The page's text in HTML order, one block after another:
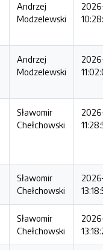
Andrzej
Modzelewski
2026-
Andrzej
Modzelewski
2026-
11:02:00
Sławomir
Chełchowski
2026-
11:28:51
Sławomir
Chełchowski
2026-
13:18:53
Sławomir
Chełchowski
2026-
13:18:25